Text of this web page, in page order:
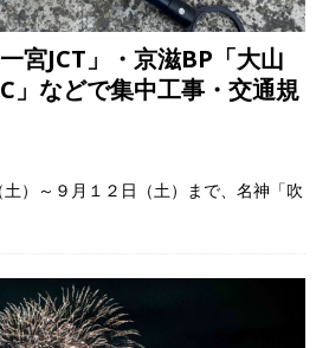
宮JCT」・京滋BP「大山
」などで集中工事・交通規
）～９月１２日（土）まで、名神「吹